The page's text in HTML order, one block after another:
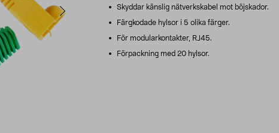
Skyddar känslig nätverkskabel mot böjskador.
Färgkodade hylsor i 5 olika färger.
För modularkontakter, RJ45.
Förpackning med 20 hylsor.